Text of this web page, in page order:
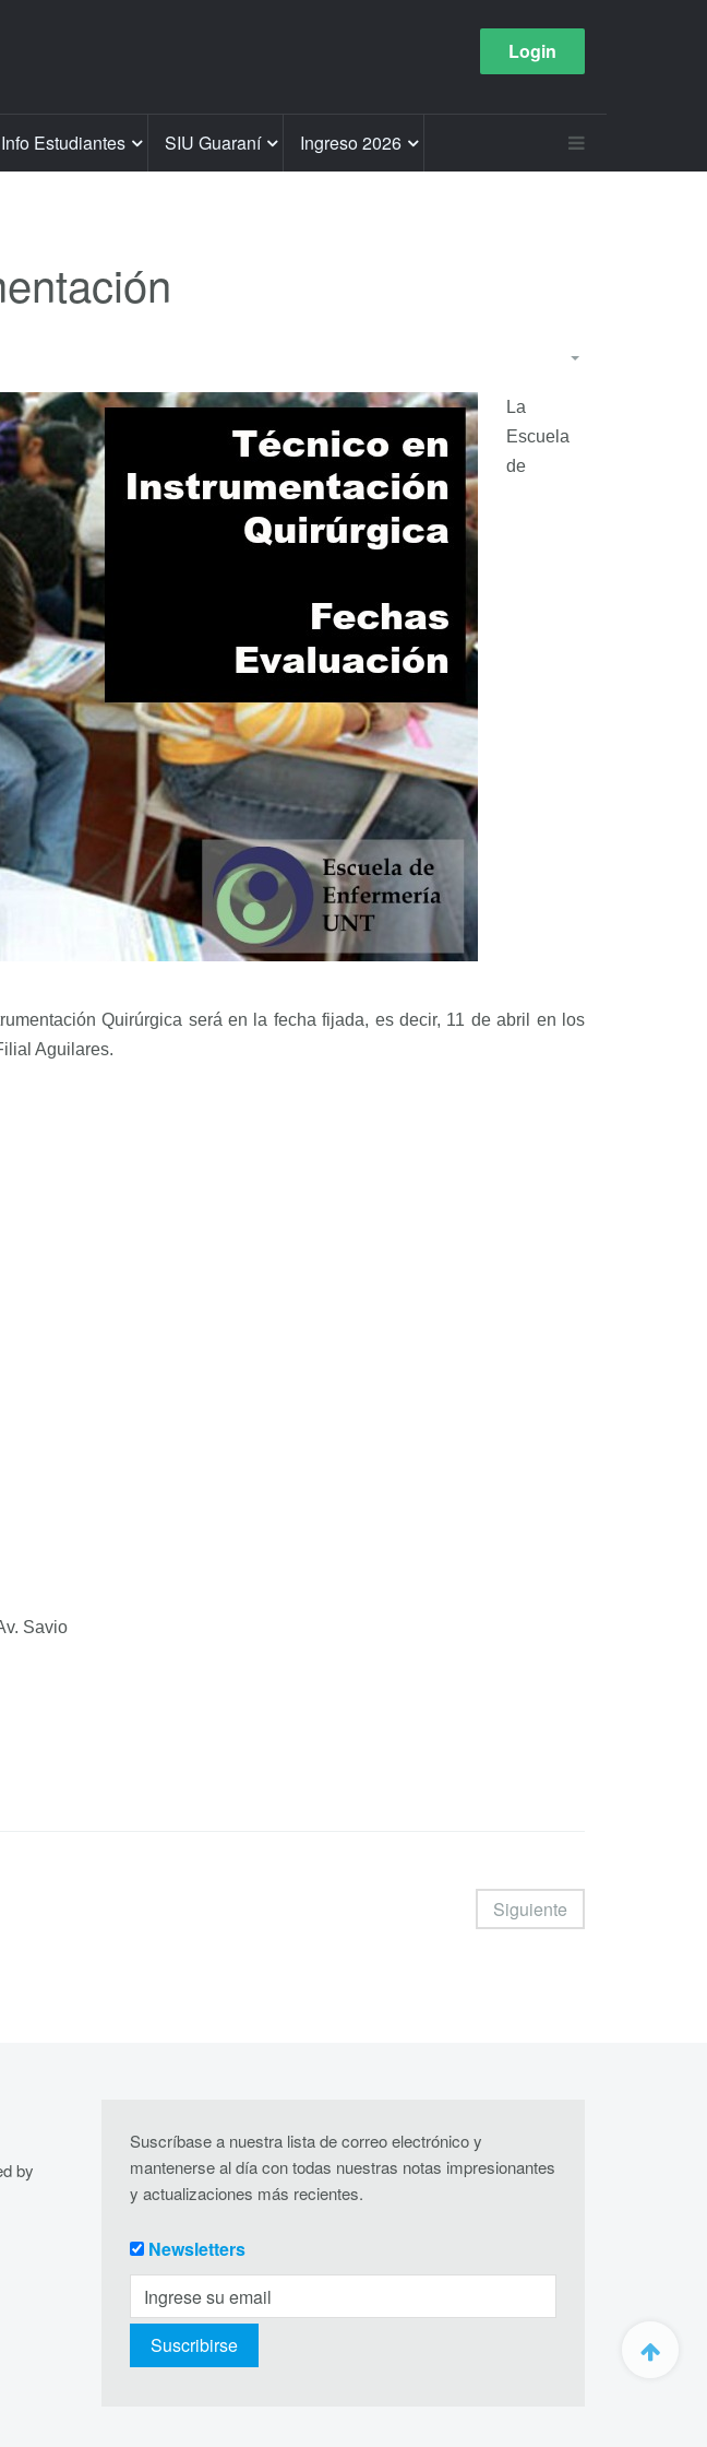
Login
Info Estudiantes SIU Guaraní Ingreso 2026
La
Escuela
de
Quirúrgica será en la fecha fijada, es decir, 11 de abril en los
Aguilares.
Savio
Siguiente
by
Suscríbase a nuestra lista de correo electrónico y
mantenerse al día con todas nuestras notas impresionantes
y actualizaciones más recientes.
Newsletters